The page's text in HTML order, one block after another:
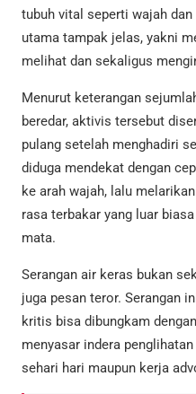
tubuh vital seperti wajah
utama tampak jelas, yakni
melihat dan sekaligus
Menurut keterangan
beredar, aktivis tersebut
pulang setelah menghadiri
diduga mendekat dengan
ke arah wajah, lalu
rasa terbakar yang luar
mata.
Serangan air keras bukan
juga pesan teror. Serangan
kritis bisa dibungkam
menyasar indera
sehari hari maupun kerja